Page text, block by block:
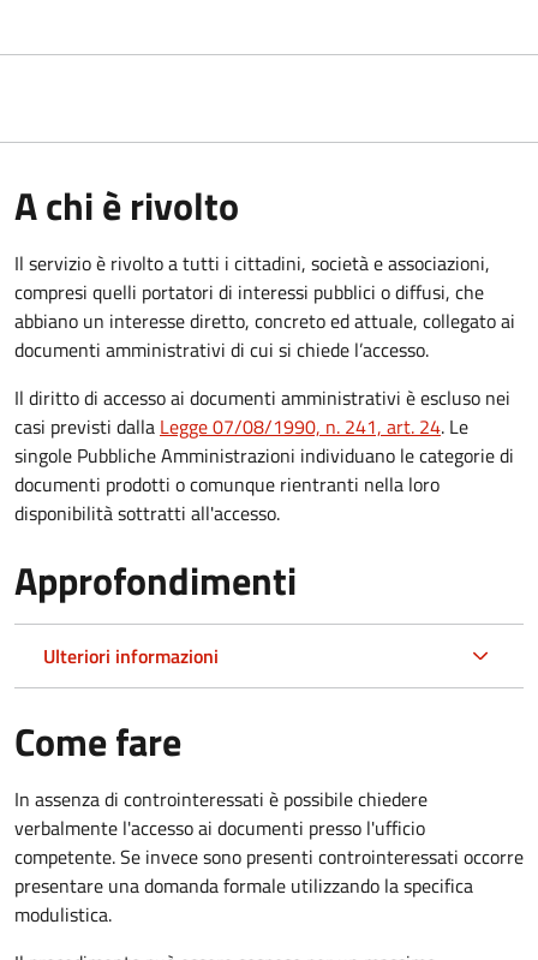
A chi è rivolto
Il servizio è rivolto a tutti i cittadini, società e associazioni,
compresi quelli portatori di interessi pubblici o diffusi, che
abbiano un interesse diretto, concreto ed attuale, collegato ai
documenti amministrativi di cui si chiede l’accesso.
Il diritto di accesso ai documenti amministrativi è escluso nei
casi previsti dalla Legge 07/08/1990, n. 241, art. 24. Le
singole Pubbliche Amministrazioni individuano le categorie di
documenti prodotti o comunque rientranti nella loro
disponibilità sottratti all'accesso.
Approfondimenti
Ulteriori informazioni
Come fare
In assenza di controinteressati è possibile chiedere
verbalmente l'accesso ai documenti presso l'ufficio
competente. Se invece sono presenti controinteressati occorre
presentare una domanda formale utilizzando la specifica
modulistica.